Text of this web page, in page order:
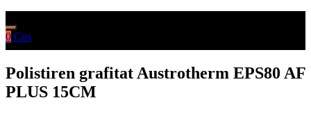
0 Cos
Polistiren grafitat Austrotherm EPS80 AF
PLUS 15CM